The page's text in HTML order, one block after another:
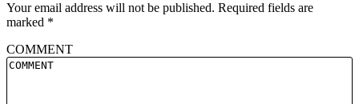
Your email address will not be published. Required fields are
marked *
COMMENT